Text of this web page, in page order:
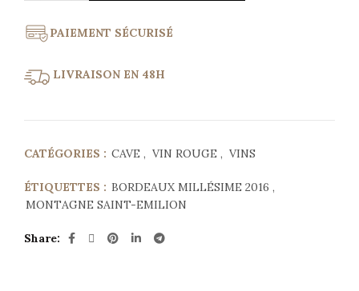
PAIEMENT SÉCURISÉ
LIVRAISON EN 48H
CATÉGORIES : CAVE , VIN ROUGE , VINS
ÉTIQUETTES : BORDEAUX MILLÉSIME 2016 ,
MONTAGNE SAINT-EMILION
Share